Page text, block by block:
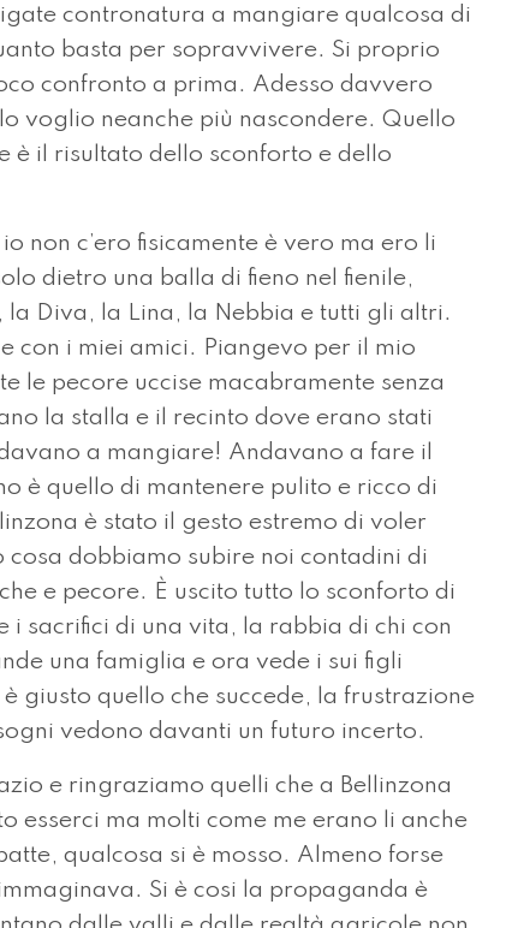
contronatura a mangiare qualcosa di
basta per sopravvivere. Si proprio
confronto a prima. Adesso davvero
voglio neanche più nascondere. Quello
è il risultato dello sconforto e dello
non c’ero fisicamente è vero ma ero li
dietro una balla di fieno nel fienile,
Diva, la Lina, la Nebbia e tutti gli altri.
con i miei amici. Piangevo per il mio
le pecore uccise macabramente senza
la stalla e il recinto dove erano stati
a mangiare! Andavano a fare il
è quello di mantenere pulito e ricco di
è stato il gesto estremo di voler
cosa dobbiamo subire noi contadini di
e pecore. È uscito tutto lo sconforto di
i sacrifici di una vita, la rabbia di chi con
una famiglia e ora vede i sui figli
giusto quello che succede, la frustrazione
vedono davanti un futuro incerto.
e ringraziamo quelli che a Bellinzona
esserci ma molti come me erano li anche
qualcosa si è mosso. Almeno forse
Si è cosi la propaganda è